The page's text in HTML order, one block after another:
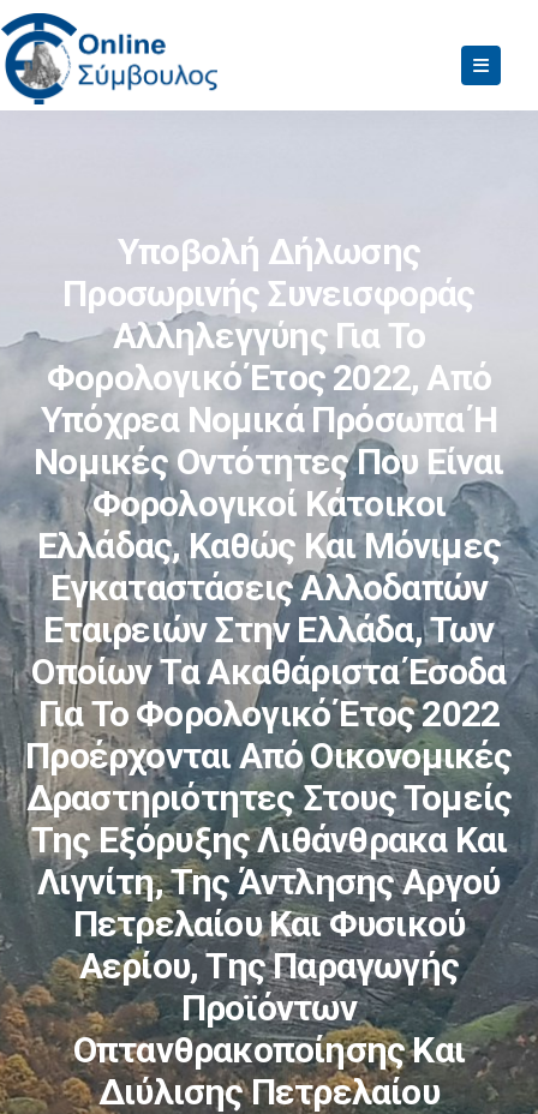
Υποβολή Δήλωσης
Προσωρινής Συνεισφοράς
Αλληλεγγύης Για Το
Φορολογικό Έτος 2022, Από
Υπόχρεα Νομικά Πρόσωπα Ή
Νομικές Οντότητες Που Είναι
Φορολογικοί Κάτοικοι
Ελλάδας, Καθώς Και Μόνιμες
Εγκαταστάσεις Αλλοδαπών
Εταιρειών Στην Ελλάδα, Των
Οποίων Τα Ακαθάριστα Έσοδα
Για Το Φορολογικό Έτος 2022
Προέρχονται Από Οικονομικές
Δραστηριότητες Στους Τομείς
Της Εξόρυξης Λιθάνθρακα Και
Λιγνίτη, Της Άντλησης Αργού
Πετρελαίου Και Φυσικού
Αερίου, Της Παραγωγής
Προϊόντων
Οπτανθρακοποίησης Και
Διύλισης Πετρελαίου